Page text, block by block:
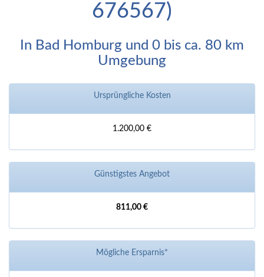
676567)
In Bad Homburg und 0 bis ca. 80 km
Umgebung
Ursprüngliche Kosten
1.200,00 €
Günstigstes Angebot
811,00 €
Mögliche Ersparnis*